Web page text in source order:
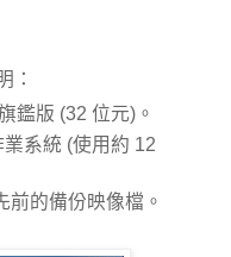
：
鑑版 (32 位元)。
系統 (使用約 12
前的備份映像檔。